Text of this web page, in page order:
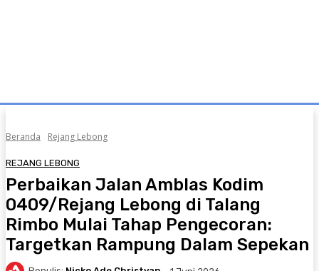
Beranda Rejang Lebong
REJANG LEBONG
Perbaikan Jalan Amblas Kodim
0409/Rejang Lebong di Talang
Rimbo Mulai Tahap Pengecoran:
Targetkan Rampung Dalam Sepekan